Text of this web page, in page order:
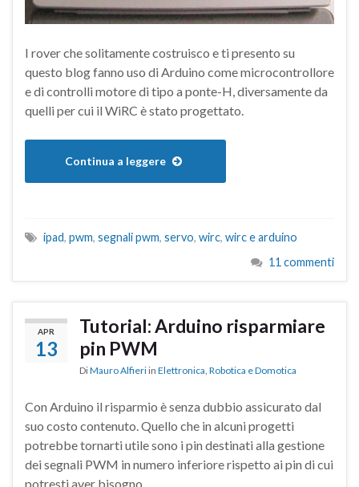
I rover che solitamente costruisco e ti presento su
questo blog fanno uso di Arduino come microcontrollore
e di controlli motore di tipo a ponte-H, diversamente da
quelli per cui il WiRC è stato progettato.
Continua a leggere
ipad, pwm, segnali pwm, servo, wirc, wirc e arduino
11 commenti
APR
13
Tutorial: Arduino risparmiare
pin PWM
DiMauro Alfieri in Elettronica Robotica e Domotica
Con Arduino il risparmio è senza dubbio assicurato dal
suo costo contenuto. Quello che in alcuni progetti
potrebbe tornarti utile sono i pin destinati alla gestione
dei segnali PWM in numero inferiore rispetto ai pin di cui
potresti aver bisogno.